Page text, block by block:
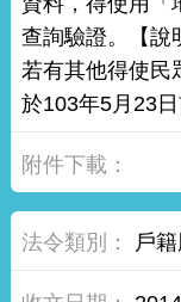
查詢驗證。【說
若有其他得使民
於103年5月23日
戶